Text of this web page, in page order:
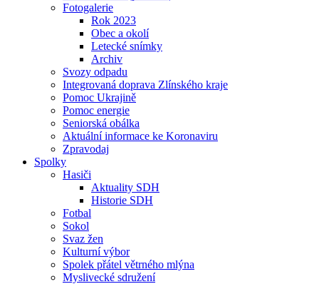
Fotogalerie
Rok 2023
Obec a okolí
Letecké snímky
Archiv
Svozy odpadu
Integrovaná doprava Zlínského kraje
Pomoc Ukrajině
Pomoc energie
Seniorská obálka
Aktuální informace ke Koronaviru
Zpravodaj
Spolky
Hasiči
Aktuality SDH
Historie SDH
Fotbal
Sokol
Svaz žen
Kulturní výbor
Spolek přátel větrného mlýna
Myslivecké sdružení